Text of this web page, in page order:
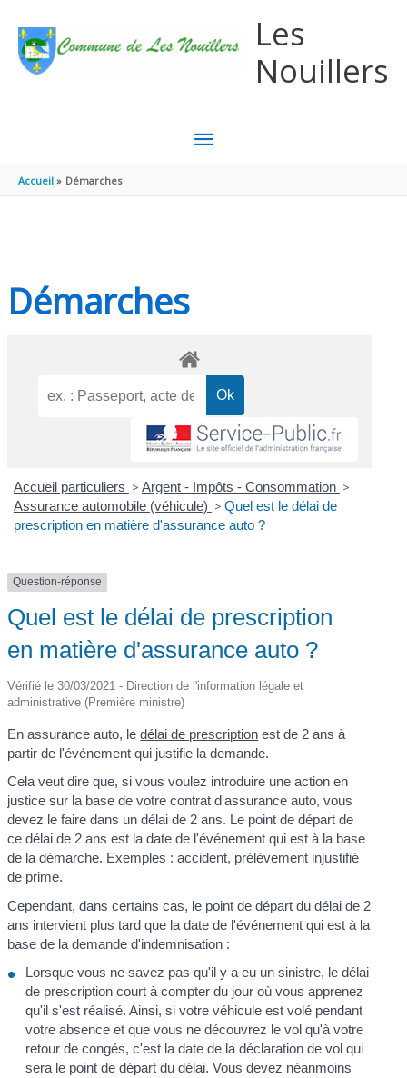
Les
Nouillers
MENU
Accueil Démarches
Démarches
Accueil particuliers > Argent - Impôts - Consommation >
Assurance automobile (véhicule) > Quel est le délai de
prescription en matière d'assurance auto ?
Question-réponse
Quel est le délai de prescription
en matière d'assurance auto ?
Vérifié le 30/03/2021 - Direction de l'information légale et
administrative (Première ministre)
En assurance auto, ledélai de prescription est de 2 ans à
partir de l'événement qui justifie la demande.
Cela veut dire que, si vous voulez introduire une action en
justice sur la base de votre contrat d'assurance auto, vous
devez le faire dans un délai de 2 ans. Le point de départ de
ce délai de 2 ans est la date de l'événement qui est à la base
de la démarche. Exemples : accident, prélèvement injustifié
de prime.
Cependant, dans certains cas, le point de départ du délai de 2
ans intervient plus tard que la date de l'événement qui est à la
base de la demande d'indemnisation :
Lorsque vous ne savez pas qu'il y a eu un sinistre, le délai
de prescription court à compter du jour où vous apprenez
qu'il s'est réalisé. Ainsi, si votre véhicule est volé pendant
votre absence et que vous ne découvrez le vol qu'à votre
retour de congés, c'est la date de la déclaration de vol qui
sera le point de départ du délai. Vous devez néanmoins